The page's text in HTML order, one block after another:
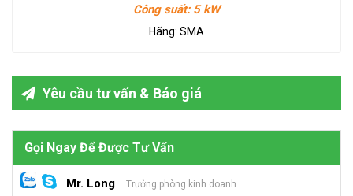
Công suất: 5 kW
Hãng: SMA
Yêu cầu tư vấn & Báo giá
Gọi Ngay Để Được Tư Vấn
Mr. Long Trưởng phòng kinh doanh